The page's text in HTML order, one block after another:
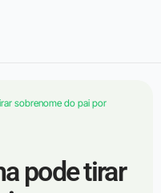
sobrenome do pai por
pode tirar